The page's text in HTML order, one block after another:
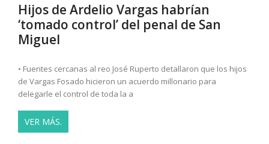
Hijos de Ardelio Vargas habrían
‘tomado control’ del penal de San
Miguel
• Fuentes cercanas al reo José Ruperto detallaron que los hijos
de Vargas Fosado hicieron un acuerdo millonario para
delegarle el control de toda la a
VER MÁS.